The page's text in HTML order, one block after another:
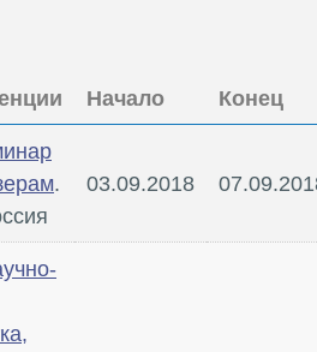
Начало Конец
.
03.09.2018